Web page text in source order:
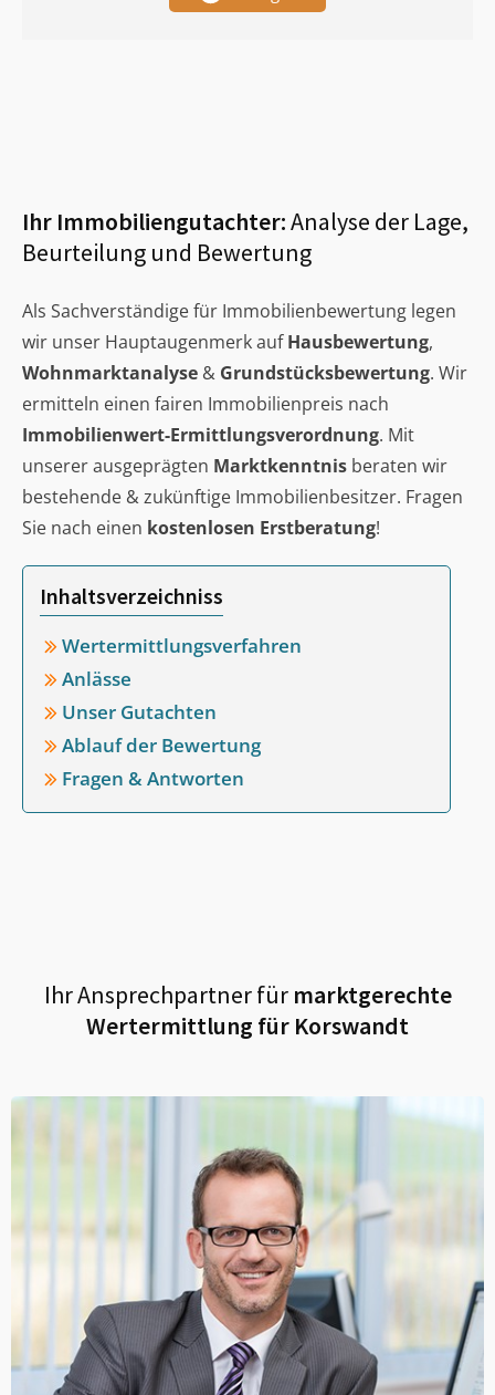
Ihr Immobiliengutachter:Analyse der Lage,
Beurteilung und Bewertung
Als Sachverständige für Immobilienbewertung legen
wir unser Hauptaugenmerk aufHausbewertung,
Wohnmarktanalyse & Grundstücksbewertung. Wir
ermitteln einen fairen Immobilienpreis nach
Immobilienwert-Ermittlungsverordnung. Mit
unserer ausgeprägten Marktkenntnis beraten wir
bestehende & zukünftige Immobilienbesitzer. Fragen
Sie nach einen kostenlosen Erstberatung!
Inhaltsverzeichniss
Wertermittlungsverfahren
Anlässe
Unser Gutachten
Ablauf der Bewertung
Fragen & Antworten
Ihr Ansprechpartner fürmarktgerechte
Wertermittlung für Korswandt